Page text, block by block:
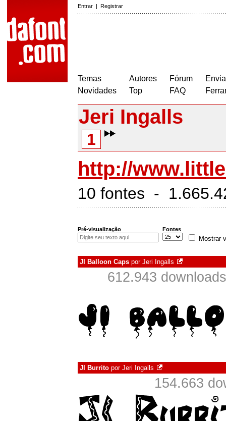
Entrar | Registrar
Temas
Novidades
Autores
Top
Fórum
FAQ
Jeri Ingalls
1
http://
10 fontes -
Pré-visualização Fontes
Mostrar
JI Balloon Caps por Jeri Ingalls
612.943
JI Burrito por Jeri Ingalls
154.663